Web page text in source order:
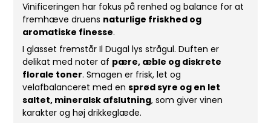
Vinificeringen har fokus på renhed og balance for at
fremhæve druens naturlige friskhed og
aromatiske finesse.
I glasset fremstår Il Dugal lys strågul. Duften er
delikat med noter af pære, æble og diskrete
florale toner. Smagen er frisk, let og
velafbalanceret med ensprød syre og en let
saltet, mineralsk afslutning, som giver vinen
karakter og høj drikkeglæde.